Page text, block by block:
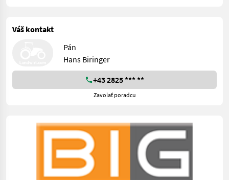
Váš kontakt
Pán
Hans Biringer
+43 2825 *** **
Zavolať poradcu